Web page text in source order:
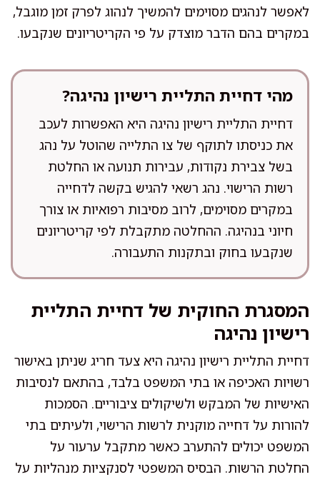
לאפשר לנהגים מסוימים להמשיך לנהוג לפרק זמן מוגבל,
במקרים בהם הדבר מוצדק על פי הקריטריונים שנקבעו.
מהי דחיית התליית רישיון נהיגה?
דחיית התליית רישיון נהיגה היא האפשרות לעכב
את כניסתו לתוקף של צו התלייה שהוטל על נהג
בשל צבירת נקודות, עבירות תנועה או החלטת
רשות הרישוי. נהג רשאי להגיש בקשה לדחייה
במקרים מסוימים, לרוב מסיבות רפואיות או צורך
חיוני בנהיגה. ההחלטה מתקבלת לפי קריטריונים
שנקבעו בחוק ובתקנות התעבורה.
המסגרת החוקית של דחיית התליית
רישיון נהיגה
דחיית התליית רישיון נהיגה היא צעד חריג שניתן באישור
רשויות האכיפה או בתי המשפט בלבד, בהתאם לנסיבות
האישיות של המבקש ולשיקולים ציבוריים. הסמכות
להורות על דחייה מוקנית לרשות הרישוי, ולעיתים בתי
המשפט יכולים להתערב כאשר מתקבל ערעור על
החלטת הרשות. הבסיס המשפטי לסנקציות מנהליות על